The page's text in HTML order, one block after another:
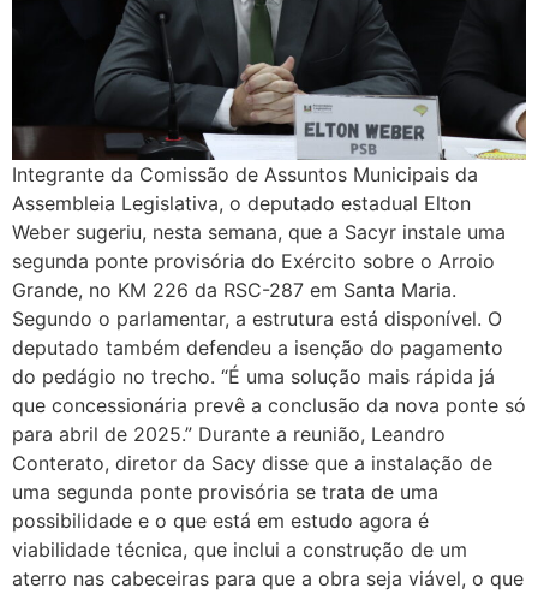
Integrante da Comissão de Assuntos Municipais da
Assembleia Legislativa, o deputado estadual Elton
Weber sugeriu, nesta semana, que a Sacyr instale uma
segunda ponte provisória do Exército sobre o Arroio
Grande, no KM 226 da RSC-287 em Santa Maria.
Segundo o parlamentar, a estrutura está disponível. O
deputado também defendeu a isenção do pagamento
do pedágio no trecho. “É uma solução mais rápida já
que concessionária prevê a conclusão da nova ponte só
para abril de 2025.” Durante a reunião, Leandro
Conterato, diretor da Sacy disse que a instalação de
uma segunda ponte provisória se trata de uma
possibilidade e o que está em estudo agora é
viabilidade técnica, que inclui a construção de um
aterro nas cabeceiras para que a obra seja viável, o que